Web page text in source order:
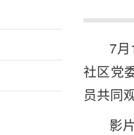
7
社区党
员共同
影